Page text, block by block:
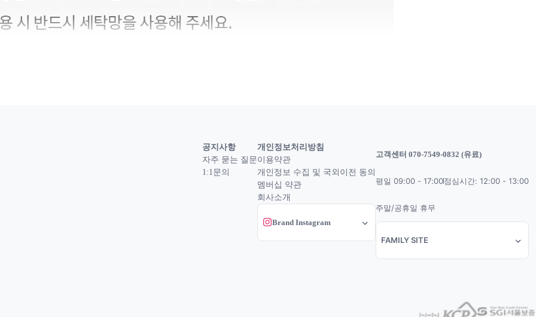
공지사항
자주 묻는 질문
1:1문의
개인정보처리방침
이용약관
개인정보 수집 및 국외이전 동의
멤버십 약관
회사소개
Brand Instagram
고객센터 070-7549-0832 (유료)
평일 09:00 - 17:00점심시간: 12:00 - 13:00
주말/공휴일 휴무
FAMILY SITE